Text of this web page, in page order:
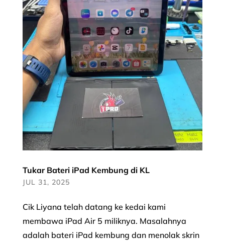
Tukar Bateri iPad Kembung di KL
JUL 31, 2025
Cik Liyana telah datang ke kedai kami
membawa iPad Air 5 miliknya. Masalahnya
adalah bateri iPad kembung dan menolak skrin